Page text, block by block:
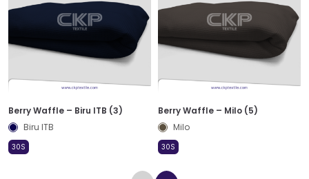
Berry Waffle – Biru ITB (3)
Biru ITB
30S
Berry Waffle – Milo (5)
Milo
30S